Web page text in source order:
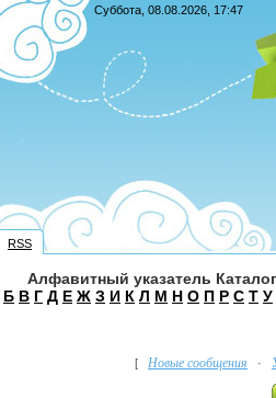
Суббота, 08.08.2026, 17:47
RSS
Алфавитный указатель
Б В Г Д Е Ж З И К Л М Н О П Р С Т У
[ Новые сообщения ·